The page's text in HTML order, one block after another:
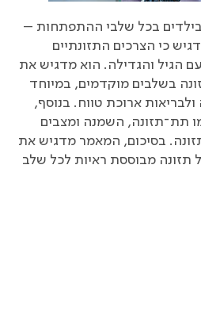
בכל שלבי ההתפתחות –
כי הצרכים התזונתיים
הגיל והגדילה. הוא מדגיש את
בשלבים מוקדמים, במיוחד
ארוכת טווח. בנוסף,
תת־תזונה, השמנה ומצבים
בסיכום, המאמר מדגיש את
מבוססת ראיות לכל שלב